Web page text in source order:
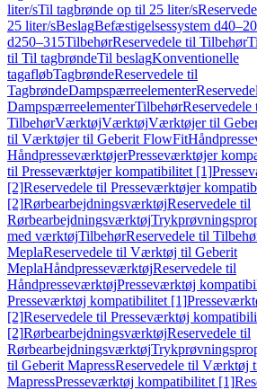
liter/sTil tagbrønde op til 25 liter/s
25 liter/sBeslagBefæstigelsessystem
d250–315TilbehørReservedele til Tilbehør
til Til tagbrøndeTil beslagKonventionelle
tagafløbTagbrøndeReservedele til
TagbrøndeDampspærreelementer
DampspærreelementerTilbehørReservedele
TilbehørVærktøjVærktøjVærktøjer til
til Værktøjer til Geberit FlowFit
HåndpresseværktøjerPresseværktøjer
til Presseværktøjer kompatibilitet [1]
[2]Reservedele til Presseværktøjer
[2]RørbearbejdningsværktøjReservedele til
Rørbearbejdningsværktøj
med værktøjTilbehørReservedele til
MeplaReservedele til Værktøj til Geberit
MeplaHåndpresseværktøjReservedele til
HåndpresseværktøjPresseværktøj
Presseværktøj kompatibilitet [1]
[2]Reservedele til Presseværktøj
[2]RørbearbejdningsværktøjReservedele til
Rørbearbejdningsværktøj
til Geberit MapressReservedele til Værktøj
MapressPresseværktøj kompatibilitet [1]